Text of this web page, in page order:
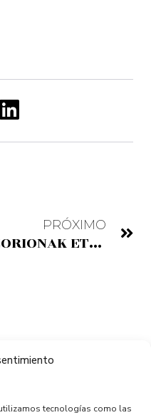
tecnologías como las
PRÓXIMO
ZORIONAK ETA URTE BERRI ON!!!!